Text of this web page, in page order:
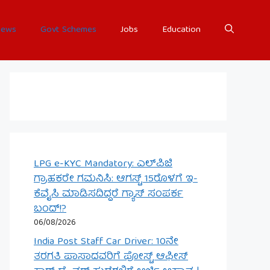
Govt Schemes Jobs Education
LPG e-KYC Mandatory: ಎಲ್‌ಪಿಜಿ
ಗ್ರಾಹಕರೇ ಗಮನಿಸಿ: ಆಗಸ್ಟ್ 15ರೊಳಗೆ ಇ-
ಕೆವೈಸಿ ಮಾಡಿಸದಿದ್ದರೆ ಗ್ಯಾಸ್ ಸಂಪರ್ಕ
ಬಂದ್!?
06/08/2026
India Post Staff Car Driver: 10ನೇ
ತರಗತಿ ಪಾಸಾದವರಿಗೆ ಪೋಸ್ಟ್ ಆಫೀಸ್